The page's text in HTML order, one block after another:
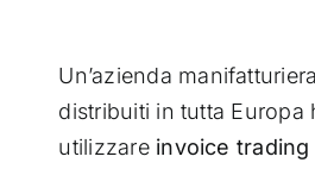
Un’azienda
distribuiti in tutta Europa
utilizzare invoice trading